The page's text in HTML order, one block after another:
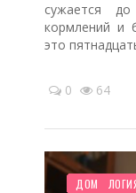
сужается
кормлений и
это
0 64
НОВОСТИ
ЗДОРОВЬЕ
РЕБЕНОК
ОТДЫХ
ДЕТЯМ
ЖИЛЬЕ
СЕМЬЯ
ПОКУПКИ
ДОМ